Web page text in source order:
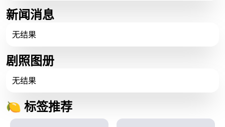
新闻消息
无结果
剧照图册
无结果
🍋 标签推荐